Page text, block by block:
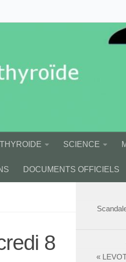
THYROIDE SCIENCE
DOCUMENTS OFFICIELS
8
«